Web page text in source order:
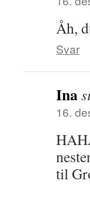
Åh,
Svar
Ina
16.
til